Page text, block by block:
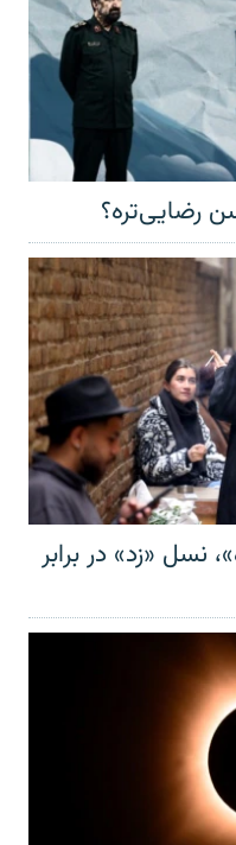
رضایی‌تره؟
نسل «زد» در برابر